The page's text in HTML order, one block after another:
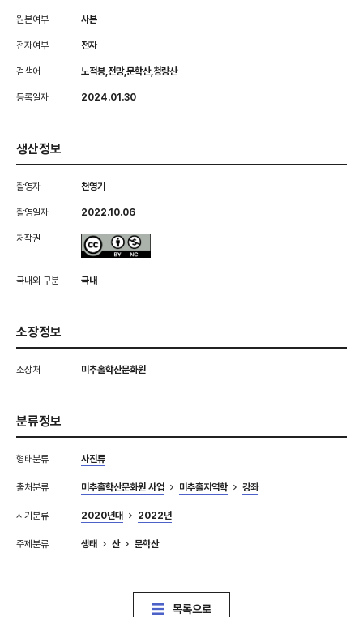
원본여부 사본
전자여부 전자
검색어 노적봉,전망,문학산,청량산
등록일자 2024.01.30
생산정보
촬영자 천영기
촬영일자 2022.10.06
저작권
국내외 구분 국내
소장정보
소장처 미추홀학산문화원
분류정보
형태분류 사진류
출처분류 미추홀학산문화원 사업 미추홀지역학 강좌
시기분류 2020년대 2022년
주제분류 생태 산 문학산
목록으로